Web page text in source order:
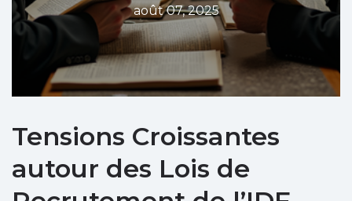
août 07, 2025
Tensions Croissantes
autour des Lois de